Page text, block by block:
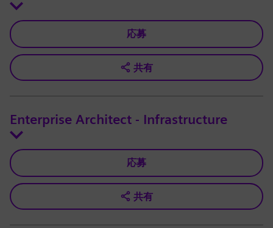
応募
共有
Enterprise Architect - Infrastructure
応募
共有